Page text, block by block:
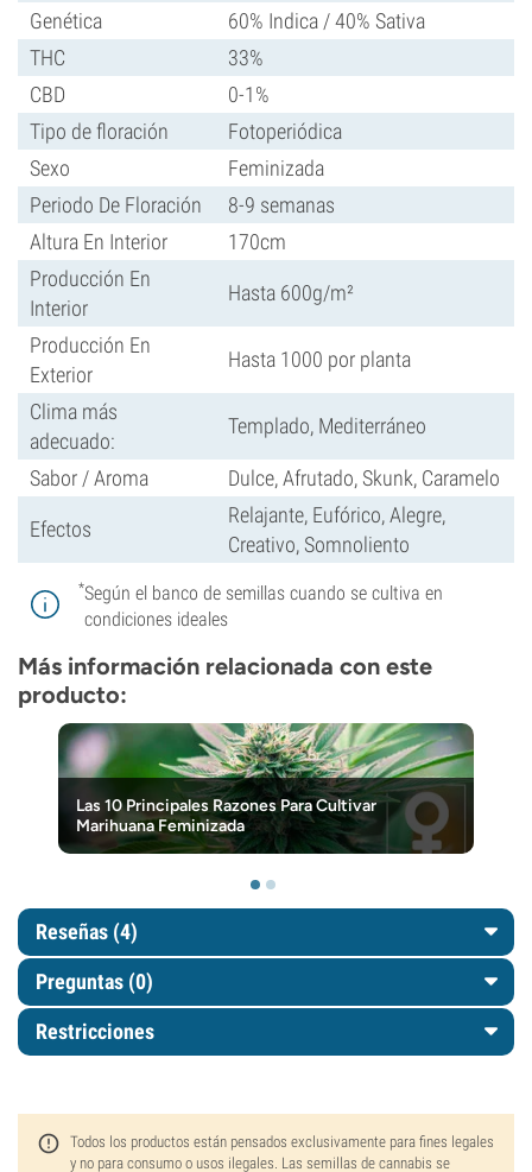
Genética
60% Indica / 40% Sativa
THC
33%
CBD
0-1%
Tipo de floración
Fotoperiódica
Sexo
Feminizada
Periodo De Floración
8-9 semanas
Altura En Interior
170cm
Producción En
Interior
Hasta 600g/m²
Producción En
Exterior
Hasta 1000 por planta
Clima más
adecuado:
Templado, Mediterráneo
Sabor / Aroma Dulce, Afrutado, Skunk, Caramelo
Efectos
Relajante, Eufórico, Alegre,
Creativo, Somnoliento
*Según el banco de semillas cuando se cultiva en
condiciones ideales
Más información relacionada con este
producto:
Las 10 Principales Razones Para Cultivar
Marihuana Feminizada
Reseñas (4)
Preguntas (0)
Restricciones
Todos los productos están pensados exclusivamente para fines legales
y no para consumo o usos ilegales. Las semillas de cannabis se